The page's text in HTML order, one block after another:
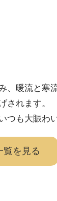
、暖流と寒
されます。
つも大賑わい
覧を見る